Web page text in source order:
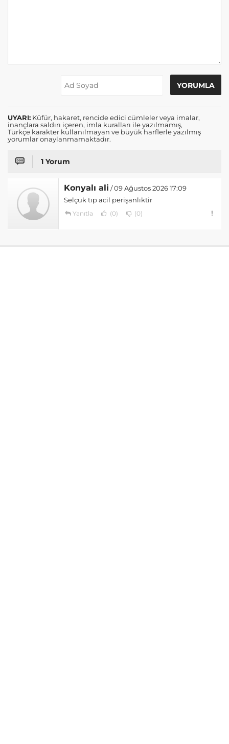
UYARI: Küfür, hakaret, rencide edici cümleler veya imalar,
inançlara saldırı içeren, imla kuralları ile yazılmamış,
Türkçe karakter kullanılmayan ve büyük harflerle yazılmış
yorumlar onaylanmamaktadır.
1 Yorum
Konyalı ali / 09 Ağustos 2026 17:09
Selçuk tıp acil perişanlıktir
Yanıtla (0) (0)